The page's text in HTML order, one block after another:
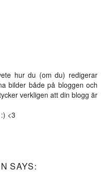
hur du (om du) redigerar
bilder både på bloggen och
verkligen att din blogg är
<3
SAYS: